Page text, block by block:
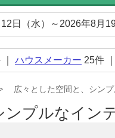
日（水）～2026年8月
ハウスメーカー 25件
広々とした空間と、シン
ンプルなイン